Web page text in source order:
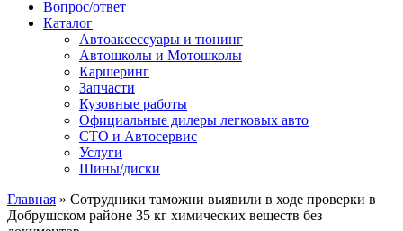
Вопрос/ответ
Каталог
Автоакcессуары и тюнинг
Автошколы и Мотошколы
Каршеринг
Запчасти
Кузовные работы
Официальные дилеры легковых авто
СТО и Автосервис
Услуги
Шины/диски
Главная » Сотрудники таможни выявили в ходе проверки в
Добрушском районе 35 кг химических веществ без